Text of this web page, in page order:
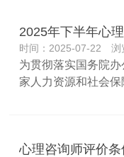
2025年下半年心
时间：2025-07-22 浏
为贯彻落实国务院
家人力资源和社会保
心理咨询师评价条